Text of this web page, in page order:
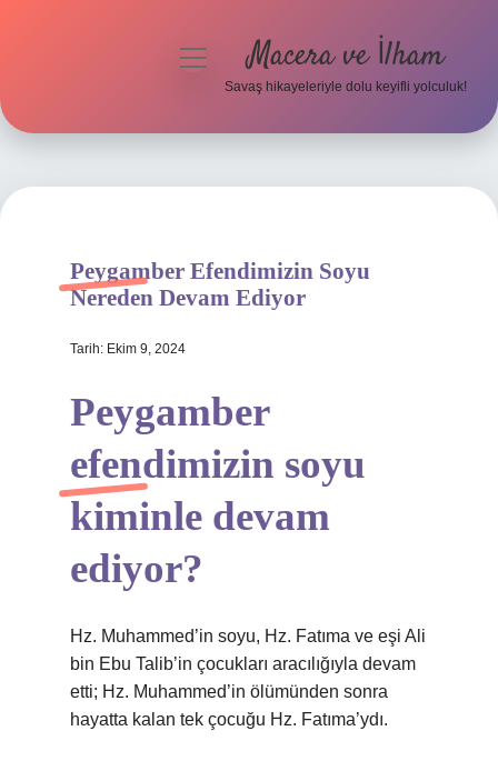
menüyüMacera ve İlham
Savaş hikayeleriyle dolu keyifli yolculuk!
Peygamber Efendimizin Soyu
Nereden Devam Ediyor
Tarih: Ekim 9, 2024
Peygamber
efendimizin soyu
kiminle devam
ediyor?
Hz. Muhammed’in soyu, Hz. Fatıma ve eşi Ali
bin Ebu Talib’in çocukları aracılığıyla devam
etti; Hz. Muhammed’in ölümünden sonra
hayatta kalan tek çocuğu Hz. Fatıma’ydı.